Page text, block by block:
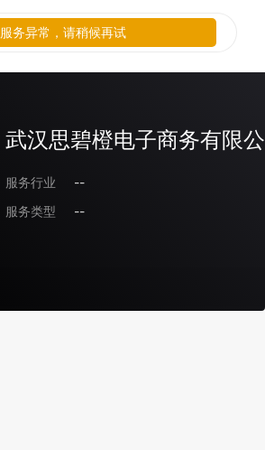
武汉思碧橙电子商务有限
服务行业
--
服务类型
--
服务异常，请稍候再试